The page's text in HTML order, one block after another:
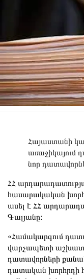
Հայաստանի
առաջիկայում
նոր
ՀՀ
հասարակական
ասել է ՀՀ
Գալյանը։
«Համակարգում
վարչապետի
դատավորների
դատական խորհրդի